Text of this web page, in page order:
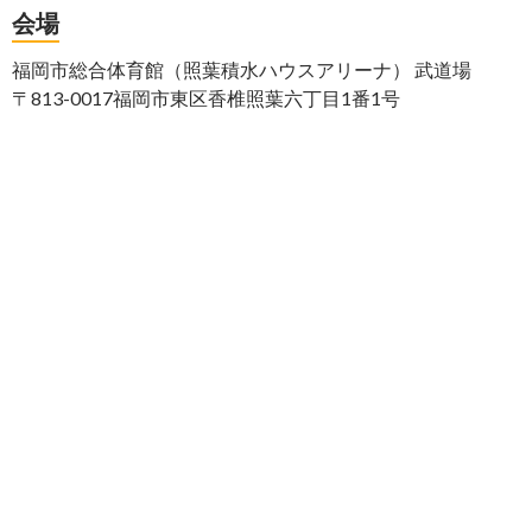
会場
福岡市総合体育館（照葉積水ハウスアリーナ） 武道場
〒813-0017福岡市東区香椎照葉六丁目1番1号